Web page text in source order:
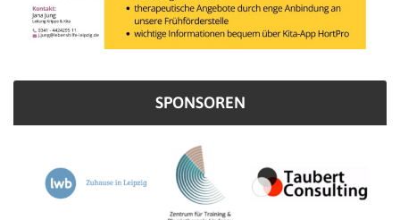
SPONSOREN